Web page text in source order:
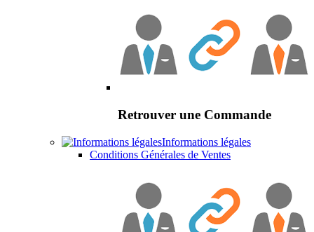
Retrouver une Commande
Informations légales
Conditions Générales de Ventes